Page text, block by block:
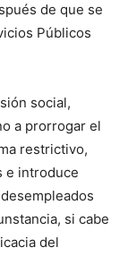
de que se
Públicos
social,
a prorrogar el
restrictivo,
e introduce
si cabe
del